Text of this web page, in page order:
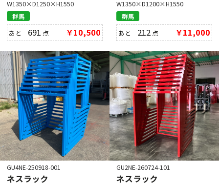
W1350×D1250×H1550
群馬
あと 691 点 ￥10,500
W1350×D1200×H1550
群馬
あと 212 点 ￥11,000
GU4NE-250918-001
ネスラック
GU2NE-260724-101
ネスラック